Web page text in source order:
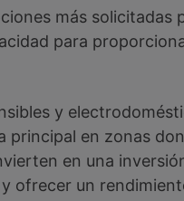
más solicitadas
para
y
en zonas
en una
un